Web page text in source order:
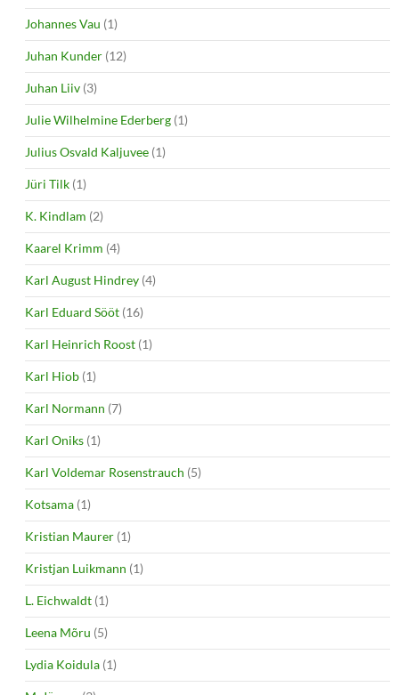
Johannes Vau (1)
Juhan Kunder (12)
Juhan Liiv (3)
Julie Wilhelmine Ederberg (1)
Julius Osvald Kaljuvee (1)
Jüri Tilk (1)
K. Kindlam (2)
Kaarel Krimm (4)
Karl August Hindrey (4)
Karl Eduard Sööt (16)
Karl Heinrich Roost (1)
Karl Hiob (1)
Karl Normann (7)
Karl Oniks (1)
Karl Voldemar Rosenstrauch (5)
Kotsama (1)
Kristian Maurer (1)
Kristjan Luikmann (1)
L. Eichwaldt (1)
Leena Mõru (5)
Lydia Koidula (1)